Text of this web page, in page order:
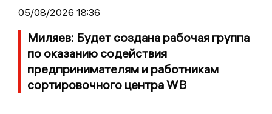
05/08/2026 18:36
Миляев: Будет создана рабочая группа
по оказанию содействия
предпринимателям и работникам
сортировочного центра WB